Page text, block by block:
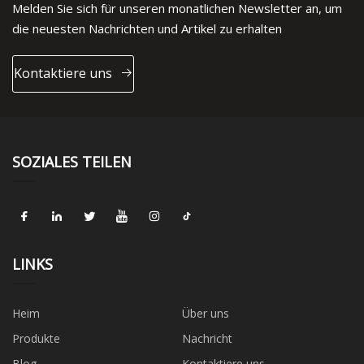
Melden Sie sich für unseren monatlichen Newsletter an, um
die neuesten Nachrichten und Artikel zu erhalten
Kontaktiere uns
SOZIALES TEILEN
LINKS
Heim
Über uns
Produkte
Nachricht